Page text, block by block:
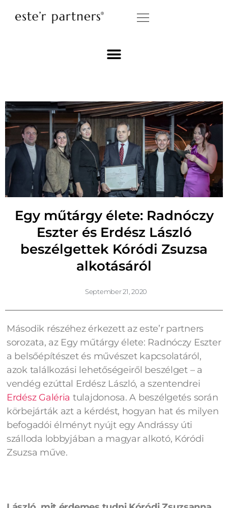
Egy műtárgy élete: Radnóczy
Eszter és Erdész László
beszélgettek Kóródi Zsuzsa
alkotásáról
September 21, 2020
Második részéhez érkezett az este’r partners
sorozata, az Egy műtárgy élete: Radnóczy Eszter
a belsőépítészet és művészet kapcsolatáról,
azok találkozási lehetőségeiről beszélget – a
vendég ezúttal Erdész László, a szentendrei
Erdész Galéria tulajdonosa. A beszélgetés során
körbejárták azt a kérdést, hogyan hat és milyen
befogadói élményt nyújt egy Andrássy úti
szálloda lobbyjában a magyar alkotó, Kóródi
Zsuzsa műve.